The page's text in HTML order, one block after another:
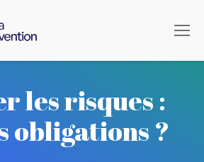
les risques :
obligations ?